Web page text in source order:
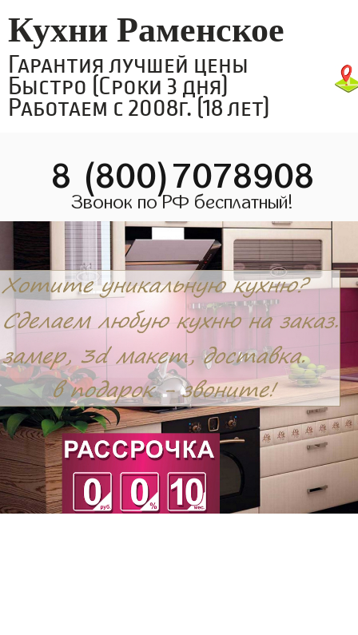
Кухни Раменское
Гарантия лучшей цены
Быстро (Сроки 3 дня)
Работаем с 2008г. (18 лет)
8 (800)7078908
Звонок по РФ бесплатный!